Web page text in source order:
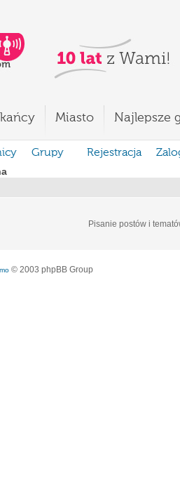
Miasto Najlepsze
Grupy Rejestracja
Pisanie postów i
© 2003 phpBB Group